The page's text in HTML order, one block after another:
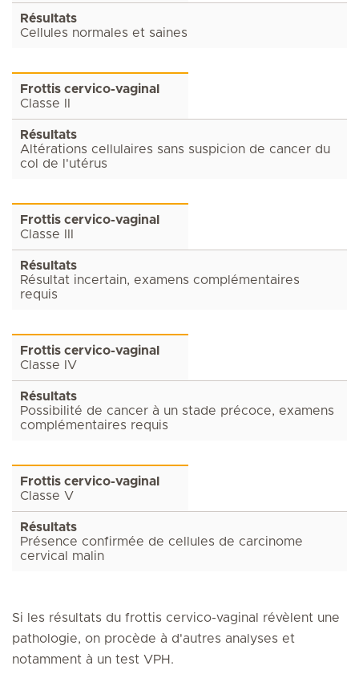
Résultats
Cellules normales et saines
Frottis cervico-vaginal
Classe II
Résultats
Altérations cellulaires sans suspicion de cancer du
col de l'utérus
Frottis cervico-vaginal
Classe III
Résultats
Résultat incertain, examens complémentaires
requis
Frottis cervico-vaginal
Classe IV
Résultats
Possibilité de cancer à un stade précoce, examens
complémentaires requis
Frottis cervico-vaginal
Classe V
Résultats
Présence confirmée de cellules de carcinome
cervical malin
Si les résultats du frottis cervico-vaginal révèlent une
pathologie, on procède à d'autres analyses et
notamment à un test VPH.